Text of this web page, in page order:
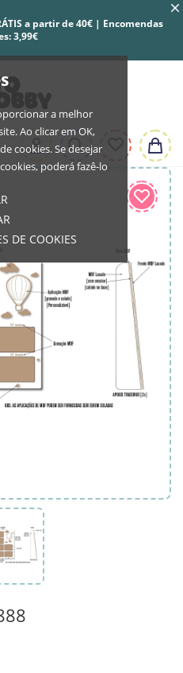
a melhor
Ao clicar em OK,
cookies. Se desejar
poderá fazê-lo
DE COOKIES
a partir de 40€ | Encomendas
3,99€